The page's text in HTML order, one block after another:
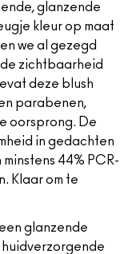
glanzende
kleur op maat
we al gezegd
zichtbaarheid
deze blush
parabenen,
oorsprong. De
in gedachten
44% PCR-
Klaar om te
glanzende
huidverzorgende